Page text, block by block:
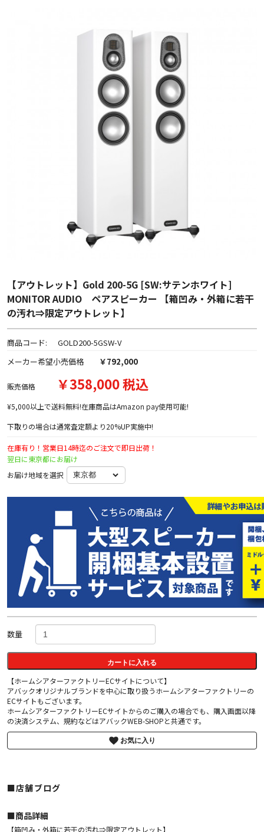
【アウトレット】Gold 200-5G [SW:サテンホワイト]
MONITOR AUDIO ペアスピーカー 【箱凹み・外箱に若干
の汚れ⇒限定アウトレット】
商品コード:
GOLD200-5GSW-V
メーカー希望小売価格
￥792,000
販売価格 ￥358,000 税込
¥5,000以上で送料無料!在庫商品はAmazon pay使用可能!
下取りの場合は通常査定額より20%UP実施中!
在庫有り！営業日14時迄のご注文で即日出荷！
翌日に東京都にお届け
お届け地域を選択
数量
カートに入れる
【ホームシアターファクトリーECサイトについて】
アバックオリジナルブランドを中心に取り扱うホームシアターファクトリーの
ECサイトもございます。
ホームシアターファクトリーECサイトからのご購入の場合でも、購入画面以降
の決済システム、規約などはアバックWEB-SHOPと共通です。
お気に入り
■店舗ブログ
■︎商品詳細
【箱凹み・外箱に若干の汚れ⇒限定アウトレット】